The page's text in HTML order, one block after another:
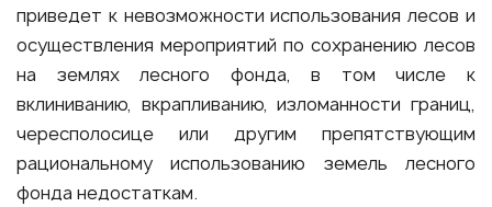
приведет к невозможности использования лесов и
осуществления мероприятий по сохранению лесов
на землях лесного фонда, в том числе к
вклиниванию, вкрапливанию, изломанности границ,
чересполосице или другим препятствующим
рациональному использованию земель лесного
фонда недостаткам.